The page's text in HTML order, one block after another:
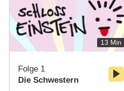
13 Min
Folge 1
Die Schwestern